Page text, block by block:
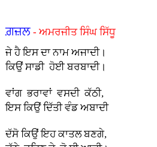
ਗ਼ਜ਼ਲ- ਅਮਰਜੀਤ ਸਿੰਘ ਸਿੱਧੂ
ਜੇ ਹੈ ਇਸ ਦਾ ਨਾਮ ਅਜਾਦੀ।
ਕਿਉਂ ਸਾਡੀ ਹੋਈ ਬਰਬਾਦੀ।
ਵਾਂਗ ਭਰਾਵਾਂ ਵਸਦੀ ਕੱਠੀ,
ਇਸ ਕਿਉਂ ਦਿੱਤੀ ਵੰਡ ਅਬਾਦੀ
ਦੱਸੋ ਕਿਉਂ ਇਹ ਕਾਤਲ ਬਣਗੇ,